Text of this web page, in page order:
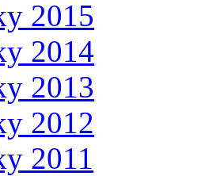
2015
2014
2013
2012
2011